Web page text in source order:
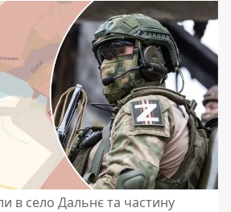
в село Дальнє та частину